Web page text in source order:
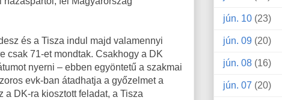
és a Tisza indul majd valamennyi
csak 71-et mondtak. Csakhogy a DK
nyerni – ebben egyöntetű a szakmai
evk-ban átadhatja a győzelmet a
a DK-ra kiosztott feladat, a Tisza
jún. 10 (23)
jún. 09 (20)
jún. 08 (16)
jún. 07 (20)